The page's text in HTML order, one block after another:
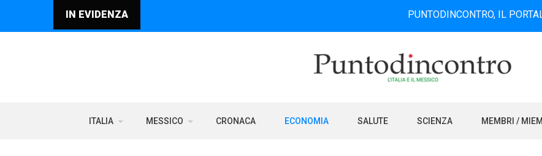
IN EVIDENZA PUNTODINCONTRO, IL PORTALE
ITALIA MESSICO CRONACA ECONOMIA SALUTE SCIENZA MEMBRI /